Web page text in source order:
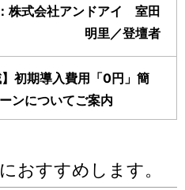
株式会社アンドアイ 室田
明里／登壇者
】初期導入費用「0円」簡
ンについてご案内
おすすめします。